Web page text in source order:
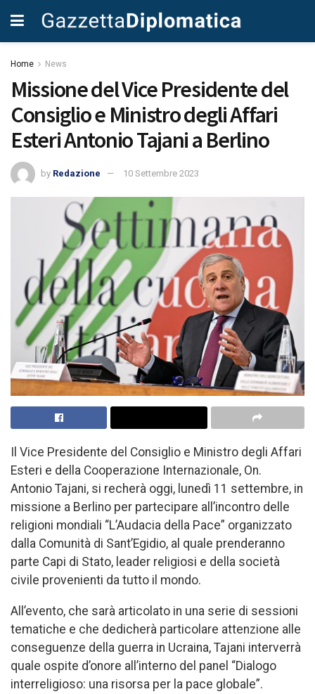
Home News
Missione del Vice Presidente del
Consiglio e Ministro degli Affari
Esteri Antonio Tajani a Berlino
by Redazione 10 Settembre 2023
Il Vice Presidente del Consiglio e Ministro degli Affari
Esteri e della Cooperazione Internazionale, On.
Antonio Tajani, si recherà oggi, lunedì 11 settembre, in
missione a Berlino per partecipare all’incontro delle
religioni mondiali “L’Audacia della Pace” organizzato
dalla Comunità di Sant’Egidio, al quale prenderanno
parte Capi di Stato, leader religiosi e della società
civile provenienti da tutto il mondo.
All’evento, che sarà articolato in una serie di sessioni
tematiche e che dedicherà particolare attenzione alle
conseguenze della guerra in Ucraina, Tajani interverrà
quale ospite d’onore all’interno del panel “Dialogo
interreligioso: una risorsa per la pace globale”.